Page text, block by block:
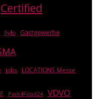
Certified
fiylo Gastgewerbe
jobs LOCATIONS Messe
Pack4Food24 VDVO